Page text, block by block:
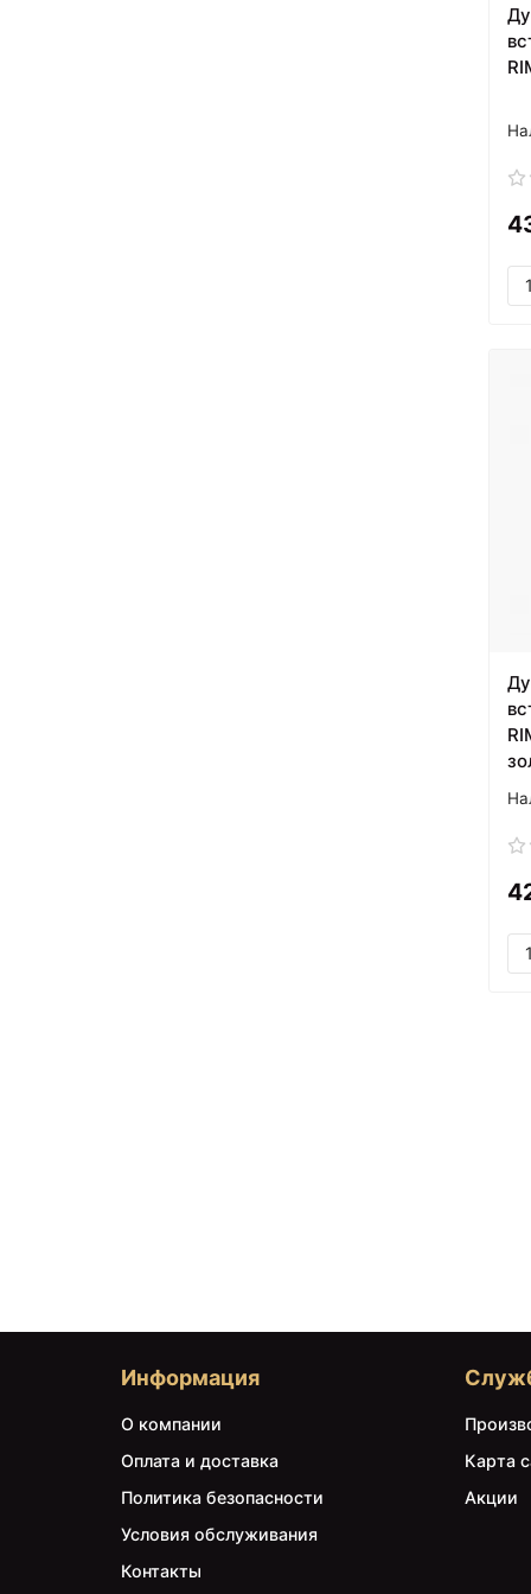
Информация
О компании
Оплата и доставка
Политика безопасности
Условия обслуживания
Контакты
Карта
Акции